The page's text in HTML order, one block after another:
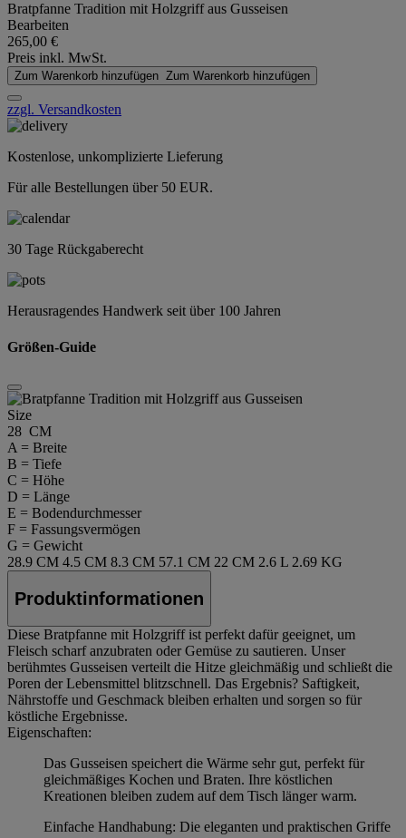
Bratpfanne Tradition mit Holzgriff aus Gusseisen
Bearbeiten
265,00 €
Preis inkl. MwSt.
Zum Warenkorb hinzufügen Zum Warenkorb hinzufügen
zzgl. Versandkosten
Kostenlose, unkomplizierte Lieferung
Für alle Bestellungen über 50 EUR.
30 Tage Rückgaberecht
Herausragendes Handwerk seit über 100 Jahren
Größen-Guide
Size
28 CM
A = Breite
B = Tiefe
C = Höhe
D = Länge
E = Bodendurchmesser
F = Fassungsvermögen
G = Gewicht
28.9 CM 4.5 CM 8.3 CM 57.1 CM 22 CM 2.6 L 2.69 KG
Produktinformationen
Diese Bratpfanne mit Holzgriff ist perfekt dafür geeignet, um
Fleisch scharf anzubraten oder Gemüse zu sautieren. Unser
berühmtes Gusseisen verteilt die Hitze gleichmäßig und schließt die
Poren der Lebensmittel blitzschnell. Das Ergebnis? Saftigkeit,
Nährstoffe und Geschmack bleiben erhalten und sorgen so für
köstliche Ergebnisse.
Eigenschaften:
Das Gusseisen speichert die Wärme sehr gut, perfekt für
gleichmäßiges Kochen und Braten. Ihre köstlichen
Kreationen bleiben zudem auf dem Tisch länger warm.
Einfache Handhabung: Die eleganten und praktischen Griffe